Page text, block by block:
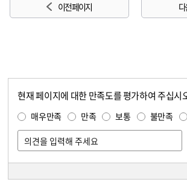
이전 페이지
현재 페이지에 대한 만족도를 평가하여 주십시
매우만족 만족 보통 불만족